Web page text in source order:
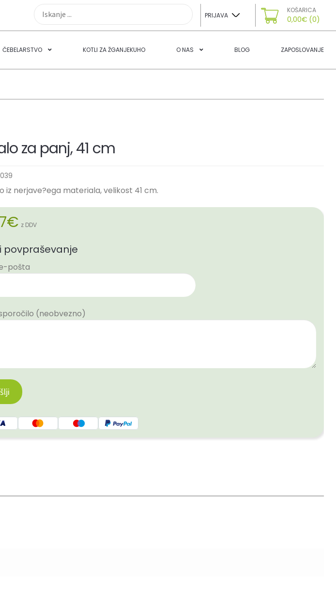
PRIJAVA
KOŠARICA
0,00€ (0)
ČEBELARSTVO KOTLI ZA ŽGANJEKUHO O NAS BLOG ZAPOSLOVANJE
za panj, 41 cm
iz nerjave?ega materiala, velikost 41 cm.
€ z DDV
povpraševanje
pošta
(neobvezno)